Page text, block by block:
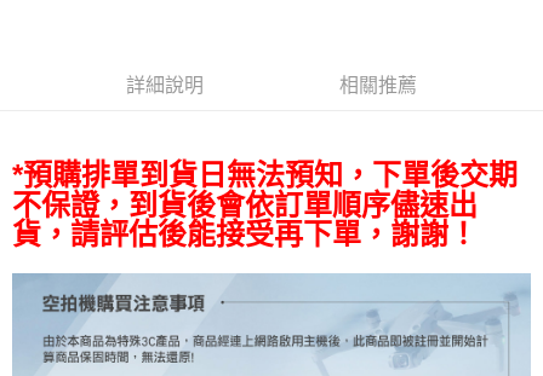
AFTEE先享後付
AFTEE先享後付是「在收到商品之後才付款」的支付方式。 讓您購物簡單
便利好安心！
１．簡單：不需註冊會員、不需綁卡、不需儲值。
２．便利：只要手機號碼，簡訊認證，即可結帳。
３．安心：先確認商品／服務後，再付款。
【「AFTEE先享後付」結帳流程】
１．於結帳方式選擇「AFTEE先享後付」後，將跳轉至「AFTEE先享後付」
結帳頁面，進行簡訊認證並確認金額後，即可完成結帳。
２．訂單成立數日內，您將收到繳費通知簡訊。
運送方式
宅配
每筆NT$75，滿NT$399(含以上)免運費
付款後門市自取
免運費
詳細說明 相關推薦
*預購排單到貨日無法預知，下單後交期
不保證，到貨後會依訂單順序儘速出
貨，請評估後能接受再下單，謝謝！